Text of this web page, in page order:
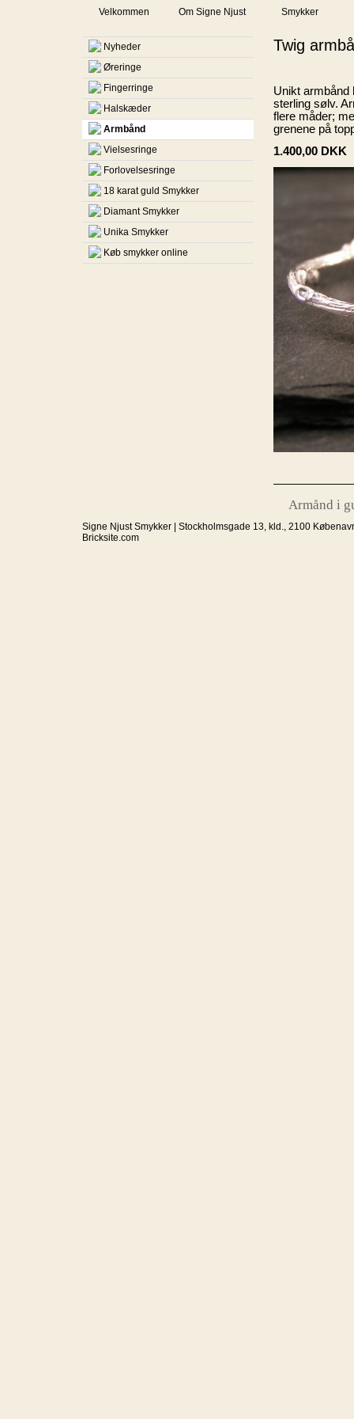
Velkommen Om Signe Njust Smykker
Nyheder
Øreringe
Fingerringe
Halskæder
Armbånd
Vielsesringe
Forlovelsesringe
18 karat guld Smykker
Diamant Smykker
Unika Smykker
Køb smykker online
Twig
Unikt armbånd
sterling sølv.
flere måder;
grenene på
1.400,00DKK
Armånd i
Signe Njust Smykker | Stockholmsgade 13, kld., 2100
Bricksite.com